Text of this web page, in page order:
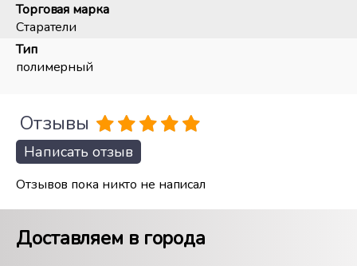
Торговая марка
Старатели
Тип
полимерный
Отзывы
Написать отзыв
Отзывов пока никто не написал
Доставляем в города